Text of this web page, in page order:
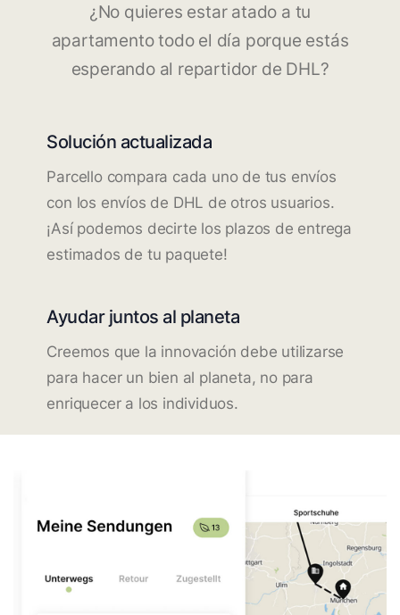
¿No quieres estar atado a tu
apartamento todo el día porque estás
esperando al repartidor de DHL?
Solución actualizada
Parcello compara cada uno de tus envíos
con los envíos de DHL de otros usuarios.
¡Así podemos decirte los plazos de entrega
estimados de tu paquete!
Ayudar juntos al planeta
Creemos que la innovación debe utilizarse
para hacer un bien al planeta, no para
enriquecer a los individuos.